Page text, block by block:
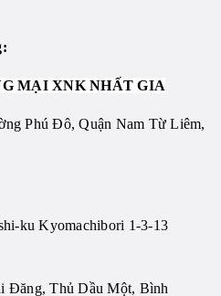
MẠI XNK NHẤT GIA
Phú Đô, Quận Nam Từ Liêm,
ku Kyomachibori 1-3-13
Đăng, Thủ Dầu Một, Bình